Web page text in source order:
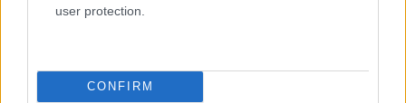
user protection.
CONFIRM